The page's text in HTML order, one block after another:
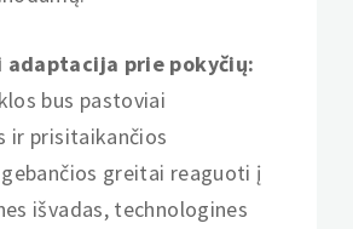
adaptacija prie pokyčių:
bus pastoviai
ir prisitaikančios
greitai reaguoti į
išvadas, technologines